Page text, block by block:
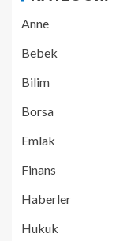
Anne
Bebek
Bilim
Borsa
Emlak
Finans
Haberler
Hukuk